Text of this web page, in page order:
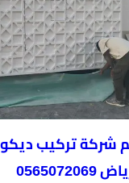
شركة تركيب